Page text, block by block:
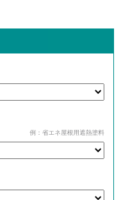
例：省エネ屋根用遮熱塗料